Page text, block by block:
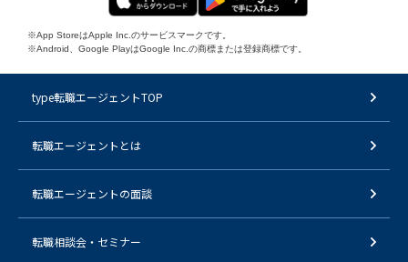
※App StoreはApple Inc.のサービスマークです。
※Android、Google PlayはGoogle Inc.の商標または登録商標です。
type転職エージェントTOP
転職エージェントとは
転職エージェントの面談
転職相談会・セミナー